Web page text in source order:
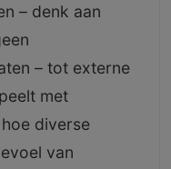
– denk aan
– tot externe
met
diverse
van